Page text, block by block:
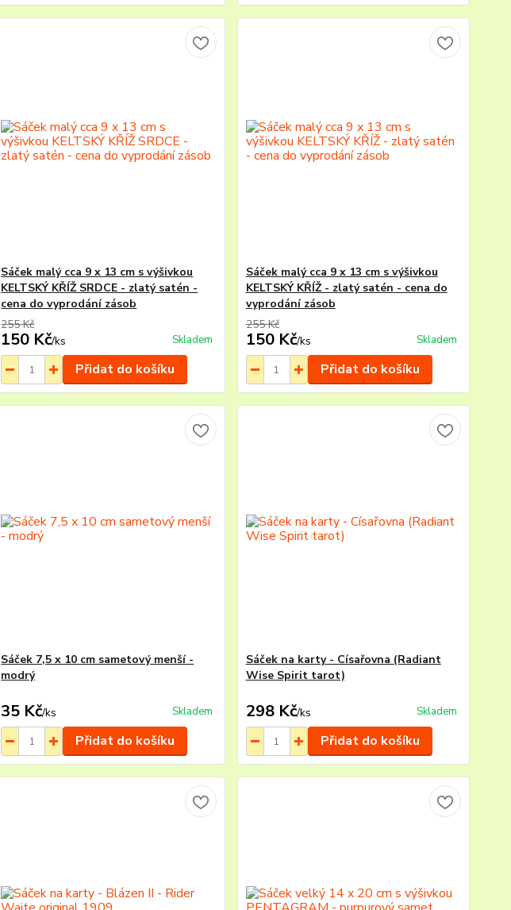
Sáček malý cca 9 x 13 cm s výšivkou
KELTSKÝ KŘÍŽ SRDCE - zlatý satén -
cena do vyprodání zásob
255 Kč
150 Kč/ks Skladem
Přidat do košíku
Sáček malý cca 9 x 13 cm s výšivkou
KELTSKÝ KŘÍŽ - zlatý satén - cena do
vyprodání zásob
255 Kč
150 Kč/ks Skladem
Přidat do košíku
Sáček 7,5 x 10 cm sametový menší -
modrý
35 Kč/ks Skladem
Přidat do košíku
Sáček na karty - Císařovna (Radiant
Wise Spirit tarot)
298 Kč/ks Skladem
Přidat do košíku